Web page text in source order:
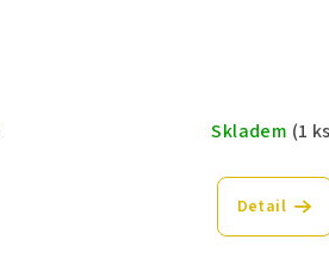
Skladem (1
Detail